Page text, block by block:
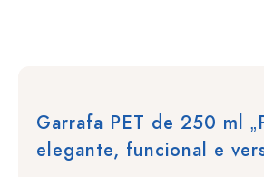
Garrafa PET de 250 ml
elegante, funcional e